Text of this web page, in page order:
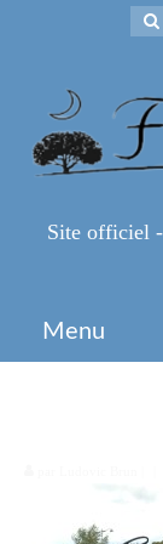
:
Site officiel
Menu
Infos